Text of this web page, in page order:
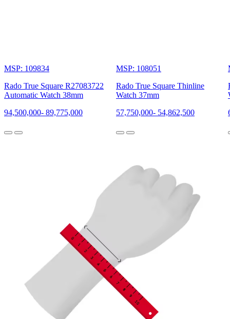
MSP: 109834
Rado True Square R27083722
Automatic Watch 38mm
94,500,000- 89,775,000
MSP: 108051
Rado True Square Thinline
Watch 37mm
57,750,000- 54,862,500